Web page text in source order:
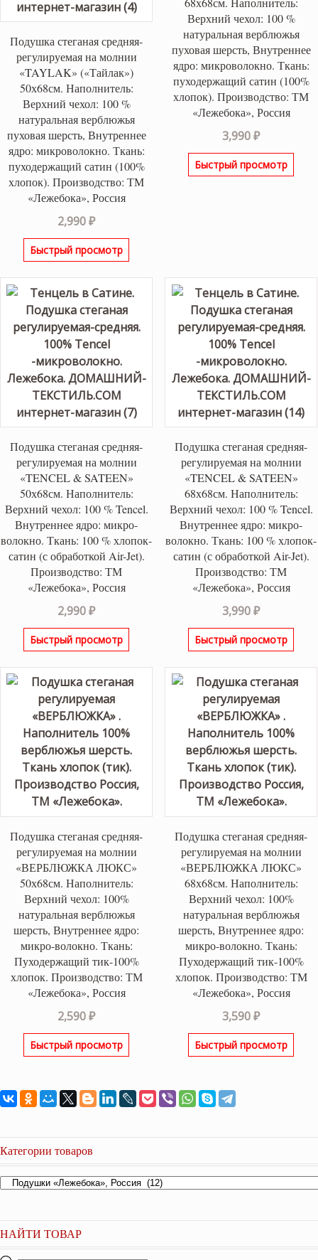
Подушка стеганая средняя-
регулируемая на молнии
«TAYLAK» («Тайлак»)
50х68см. Наполнитель:
Верхний чехол: 100 %
натуральная верблюжья
пуховая шерсть, Внутреннее
ядро: микроволокно. Ткань:
пуходержащий сатин (100%
хлопок). Производство: ТМ
«Лежебока», Россия
2,990₽
Быстрый просмотр
Верхний чехол: 100 %
натуральная верблюжья
пуховая шерсть, Внутреннее
ядро: микроволокно. Ткань:
пуходержащий сатин (100%
хлопок). Производство: ТМ
«Лежебока», Россия
3,990₽
Быстрый просмотр
Подушка стеганая средняя-
регулируемая на молнии
«TENCEL & SATEEN»
50х68см. Наполнитель:
Верхний чехол: 100 % Tencel.
Внутреннее ядро: микро-
волокно. Ткань: 100 % хлопок-
сатин (с обработкой Air-Jet).
Производство: ТМ
«Лежебока», Россия
2,990₽
Быстрый просмотр
Подушка стеганая средняя-
регулируемая на молнии
«TENCEL & SATEEN»
68х68см. Наполнитель:
Верхний чехол: 100 % Tencel.
Внутреннее ядро: микро-
волокно. Ткань: 100 % хлопок-
сатин (с обработкой Air-Jet).
Производство: ТМ
«Лежебока», Россия
3,990₽
Быстрый просмотр
Подушка стеганая средняя-
регулируемая на молнии
«ВЕРБЛЮЖКА ЛЮКС»
50х68см. Наполнитель:
Верхний чехол: 100%
натуральная верблюжья
шерсть, Внутреннее ядро:
микро-волокно. Ткань:
Пуходержащий тик-100%
хлопок. Производство: ТМ
«Лежебока», Россия
2,590₽
Быстрый просмотр
Подушка стеганая средняя-
регулируемая на молнии
«ВЕРБЛЮЖКА ЛЮКС»
68х68см. Наполнитель:
Верхний чехол: 100%
натуральная верблюжья
шерсть, Внутреннее ядро:
микро-волокно. Ткань:
Пуходержащий тик-100%
хлопок. Производство: ТМ
«Лежебока», Россия
3,590₽
Быстрый просмотр
Категории товаров
НАЙТИ ТОВАР